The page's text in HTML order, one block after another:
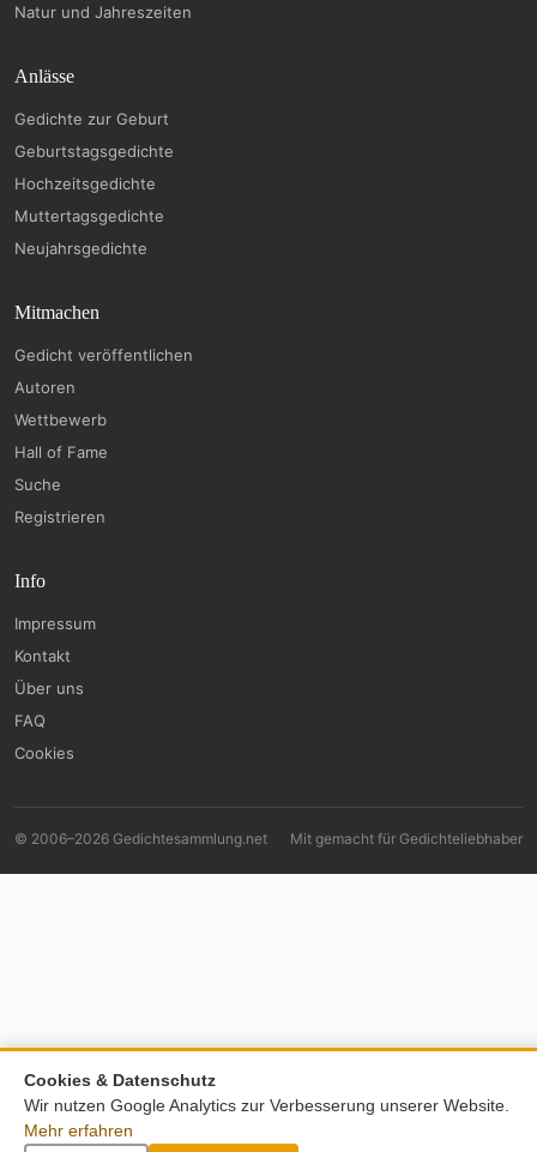
Natur und Jahreszeiten
Anlässe
Gedichte zur Geburt
Geburtstagsgedichte
Hochzeitsgedichte
Muttertagsgedichte
Neujahrsgedichte
Mitmachen
Gedicht veröffentlichen
Autoren
Wettbewerb
Hall of Fame
Suche
Registrieren
Info
Impressum
Kontakt
Über uns
FAQ
Cookies
© 2006–2026 Gedichtesammlung.net Mit gemacht für Gedichteliebhaber
Cookies & Datenschutz
Wir nutzen Google Analytics zur Verbesserung unserer Website.
Mehr erfahren